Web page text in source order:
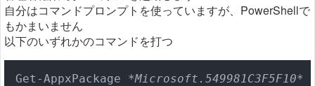
自分はコマンドプロンプトを使っていますが、PowerShellで
もかまいません
以下のいずれかのコマンドを打つ
Get-AppxPackage *Microsoft.549981C3F5F10*